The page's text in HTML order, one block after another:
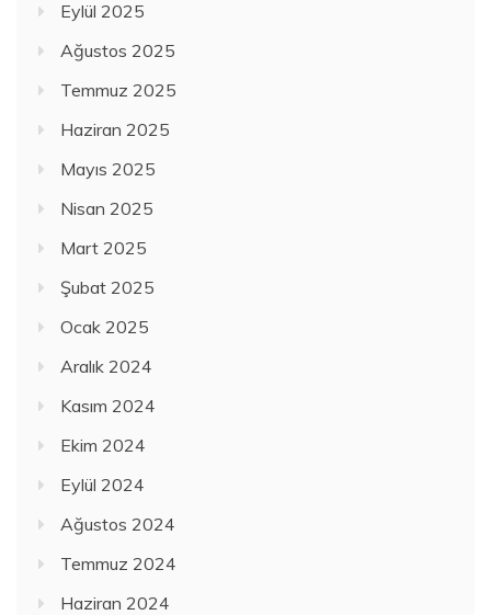
Eylül 2025
Ağustos 2025
Temmuz 2025
Haziran 2025
Mayıs 2025
Nisan 2025
Mart 2025
Şubat 2025
Ocak 2025
Aralık 2024
Kasım 2024
Ekim 2024
Eylül 2024
Ağustos 2024
Temmuz 2024
Haziran 2024